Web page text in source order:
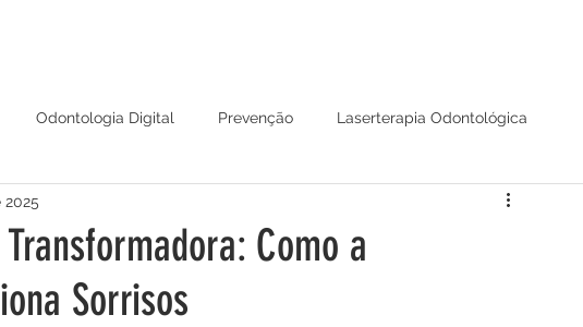
Odontologia Digital Prevenção Laserterapia Odontológica
Como a
Sorrisos
2025